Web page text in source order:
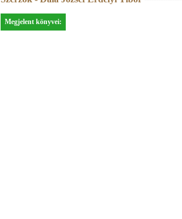
Megjelent könyvei: